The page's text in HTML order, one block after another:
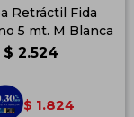
Retráctil Fida
5 mt. M Blanca
$ 2.524
$ 1.824